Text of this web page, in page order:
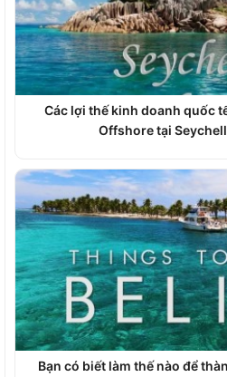
Các lợi thế kinh doanh quốc
Offshore tại
Bạn có biết làm thế nào để